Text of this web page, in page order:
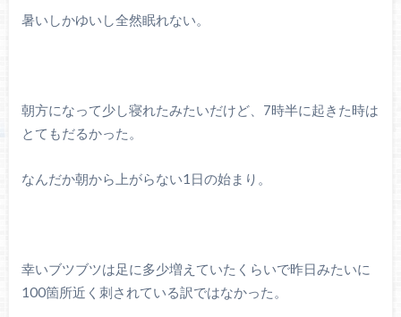
暑いしかゆいし全然眠れない。
朝方になって少し寝れたみたいだけど、7時半に起きた時は
とてもだるかった。
なんだか朝から上がらない1日の始まり。
幸いブツブツは足に多少増えていたくらいで昨日みたいに
100箇所近く刺されている訳ではなかった。